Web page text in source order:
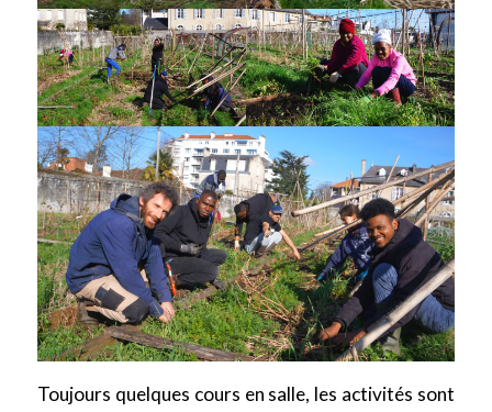
Toujours quelques cours en salle, les activités sont